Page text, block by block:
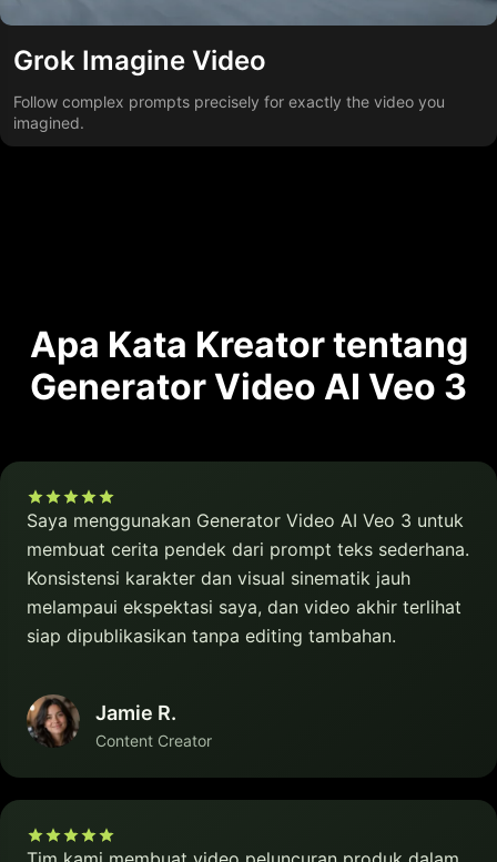
Grok Imagine Video
Follow complex prompts precisely for exactly the video you
imagined.
Apa Kata Kreator tentang
Generator Video AI Veo 3
Saya menggunakan Generator Video AI Veo 3 untuk
membuat cerita pendek dari prompt teks sederhana.
Konsistensi karakter dan visual sinematik jauh
melampaui ekspektasi saya, dan video akhir terlihat
siap dipublikasikan tanpa editing tambahan.
Jamie R.
Content Creator